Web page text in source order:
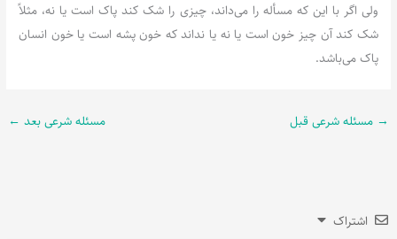
ولی اگر با این که مسأله را می‌داند، چیزی را شک کند پاک است یا نه، مثلاً
شک کند آن چیز خون است یا نه یا نداند که خون پشه است یا خون انسان
پاک می‌باشد.
→ مسئله شرعی قبل مسئله شرعی بعد ←
اشتراک